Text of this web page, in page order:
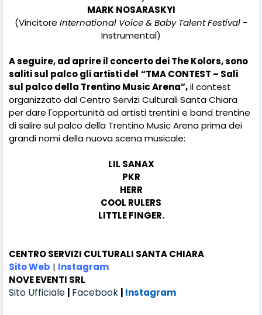
MARK NOSARASKYI
(Vincitore International Voice & Baby Talent Festival -
Instrumental)
A seguire, ad aprire il concerto dei The Kolors, sono
saliti sul palco gli artisti del “TMA CONTEST – Sali
sul palco della Trentino Music Arena”,il contest
organizzato dal Centro Servizi Culturali Santa Chiara
per dare l'opportunità ad artisti trentini e band trentine
di salire sul palco della Trentino Music Arena prima dei
grandi nomi della nuova scena musicale:
LIL SANAX
PKR
HERR
COOL RULERS
LITTLE FINGER.
CENTRO SERVIZI CULTURALI SANTA CHIARA
Sito Web | Instagram
NOVE EVENTI SRL
Sito Ufficiale | Facebook | Instagram